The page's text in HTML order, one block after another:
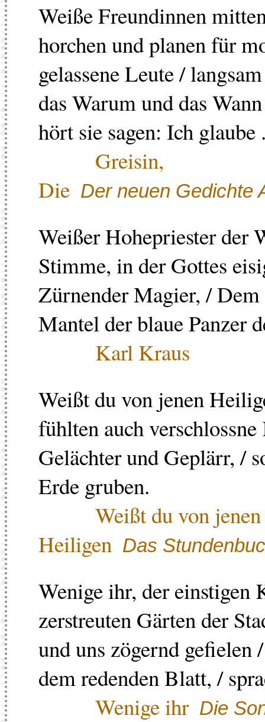
Weiße Freundinnen
horchen und planen für
gelassene Leute /
das Warum und das
hört sie sagen: Ich glaube
Greisin,
Die Der neuen Gedichte
Weißer Hohepriester der
Stimme, in der Gottes
Zürnender Magier, /
Mantel der blaue Panzer
Karl Kraus
Weißt du von jenen
fühlten auch
Gelächter und Geplärr, /
Erde gruben.
Weißt du von jenen
Heiligen Das
Wenige ihr, der einstigen
zerstreuten Gärten der
und uns zögernd
dem redenden Blatt, /
Wenige ihr Die